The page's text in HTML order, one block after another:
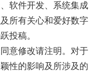
软件开发、系统集成
所有关心和爱好数字
投稿。
意修改请注明。对于
性的影响及所涉及的